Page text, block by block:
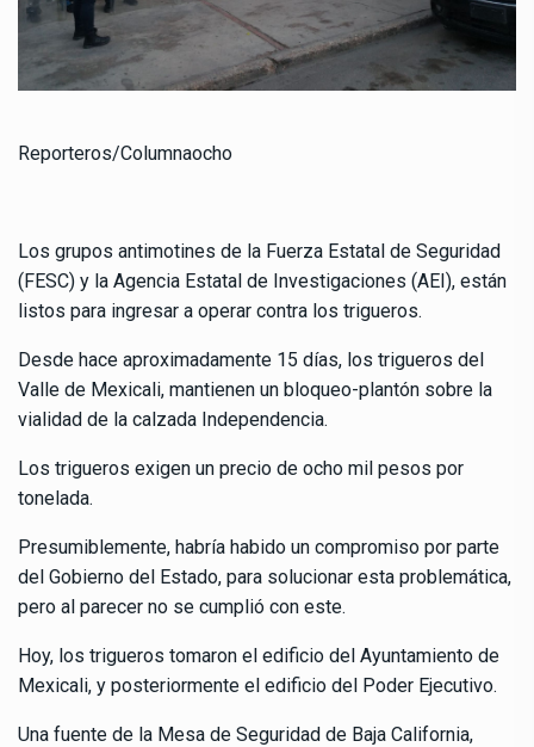
Reporteros/Columnaocho
Los grupos antimotines de la Fuerza Estatal de Seguridad
(FESC) y la Agencia Estatal de Investigaciones (AEI), están
listos para ingresar a operar contra los trigueros.
Desde hace aproximadamente 15 días, los trigueros del
Valle de Mexicali, mantienen un bloqueo-plantón sobre la
vialidad de la calzada Independencia.
Los trigueros exigen un precio de ocho mil pesos por
tonelada.
Presumiblemente, habría habido un compromiso por parte
del Gobierno del Estado, para solucionar esta problemática,
pero al parecer no se cumplió con este.
Hoy, los trigueros tomaron el edificio del Ayuntamiento de
Mexicali, y posteriormente el edificio del Poder Ejecutivo.
Una fuente de la Mesa de Seguridad de Baja California,